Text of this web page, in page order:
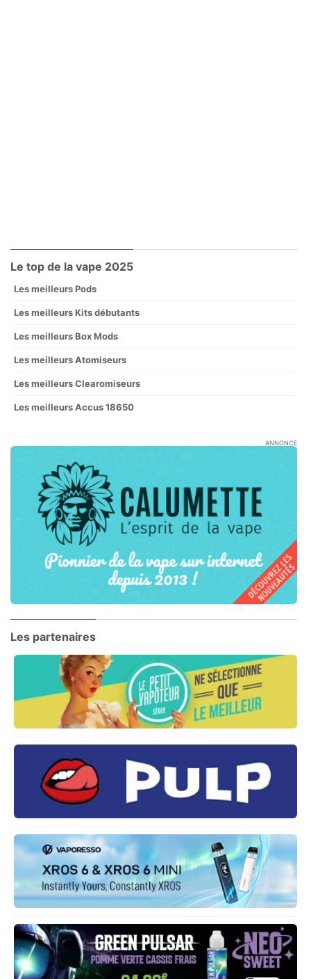
Le top de la vape 2025
Les meilleurs Pods
Les meilleurs Kits débutants
Les meilleurs Box Mods
Les meilleurs Atomiseurs
Les meilleurs Clearomiseurs
Les meilleurs Accus 18650
ANNONCE
Les partenaires